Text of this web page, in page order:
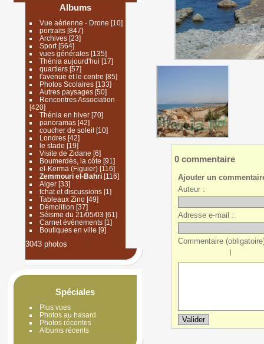
Albums
Vue aérienne - Drone [10]
portraits[847]
Archives [23]
Sport[564]
vues générales[135]
Thénia aujourd'hui [17]
quartiers[57]
l'avenue et le centre [85]
Photos Scolaires[133]
Autres paysages[50]
Rencontres Association
[420]
Thénia en hiver[70]
panoramas[42]
coucher de soleil [10]
Londres[42]
le stade [19]
Visite de Zidane [6]
Boumerdès, la côte [91]
el-Kerma (Figuier)[116]
Zemmouri el-Bahri[116]
Alger[33]
tchat et discussions[1]
Tableaux Zino[49]
Démolition [37]
Séisme du 21/05/03 [61]
Carnet événements[1]
Boutiques en ville [9]
3043 photos
Spéciales
Plus vues
Photos au hasard
Photos récentes
Albums récents
0 commentaire
Ajouter un
Auteur :
Adresse e-mail :
Commentaire
|